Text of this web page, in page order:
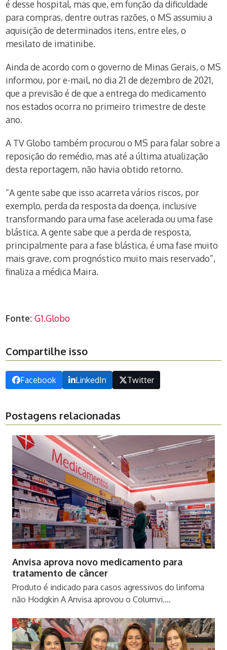
é desse hospital, mas que, em função da dificuldade
para compras, dentre outras razões, o MS assumiu a
aquisição de determinados itens, entre eles, o
mesilato de imatinibe.
Ainda de acordo com o governo de Minas Gerais, o MS
informou, por e-mail, no dia 21 de dezembro de 2021,
que a previsão é de que a entrega do medicamento
nos estados ocorra no primeiro trimestre de deste
ano.
A TV Globo também procurou o MS para falar sobre a
reposição do remédio, mas até a última atualização
desta reportagem, não havia obtido retorno.
“A gente sabe que isso acarreta vários riscos, por
exemplo, perda da resposta da doença, inclusive
transformando para uma fase acelerada ou uma fase
blástica. A gente sabe que a perda de resposta,
principalmente para a fase blástica, é uma fase muito
mais grave, com prognóstico muito mais reservado”,
finaliza a médica Maira.
Fonte:G1.Globo
Compartilhe isso
Facebook LinkedIn Twitter
Postagens relacionadas
Anvisa aprova novo medicamento para
tratamento de câncer
Produto é indicado para casos agressivos do linfoma
não Hodgkin A Anvisa aprovou o Columvi,…